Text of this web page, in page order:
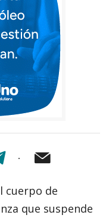
cuerpo de
que suspende